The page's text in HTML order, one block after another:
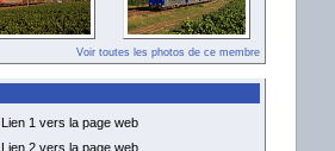
Voir toutes les photos de ce membre
Lien 1 vers la page web
Lien 2 vers la page web